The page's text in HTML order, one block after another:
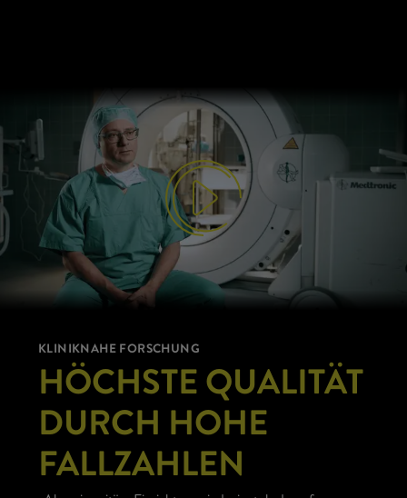
KLINIKNAHE FORSCHUNG
HÖCHSTE QUALITÄT
DURCH HOHE
FALLZAHLEN